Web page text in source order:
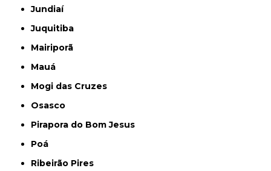
Jundiaí
Juquitiba
Mairiporã
Mauá
Mogi das Cruzes
Osasco
Pirapora do Bom Jesus
Poá
Ribeirão Pires